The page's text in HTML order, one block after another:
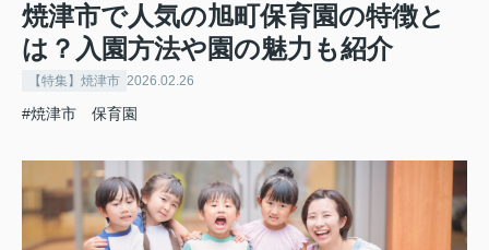
焼津市で人気の旭町保育園の特徴と
は？入園方法や園の魅力も紹介
【特集】焼津市 2026.02.26
#焼津市 保育園